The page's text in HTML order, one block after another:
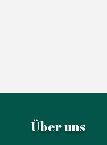
Über uns